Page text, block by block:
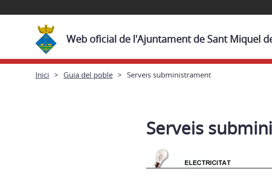
Web oficial de l'Ajuntament de Sant Miquel
Inici Guia del poble Serveis subministrament
Serveis